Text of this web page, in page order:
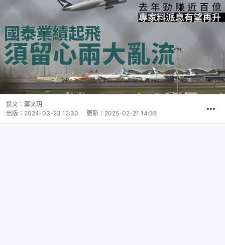
撰文： 鄭文玥
出版： 2024-03-23 12:30 更新： 2025-02-21 14:36